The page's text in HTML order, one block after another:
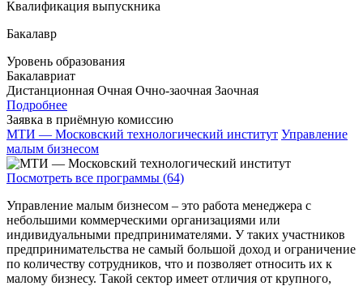
Квалификация выпускника
Бакалавр
Уровень образования
Бакалавриат
Дистанционная Очная Очно-заочная Заочная
Подробнее
Заявка в приёмную комиссию
МТИ — Московский технологический институт Управление
малым бизнесом
Посмотреть все программы (64)
Управление малым бизнесом – это работа менеджера с
небольшими коммерческими организациями или
индивидуальными предпринимателями. У таких участников
предпринимательства не самый большой доход и ограничение
по количеству сотрудников, что и позволяет относить их к
малому бизнесу. Такой сектор имеет отличия от крупного,